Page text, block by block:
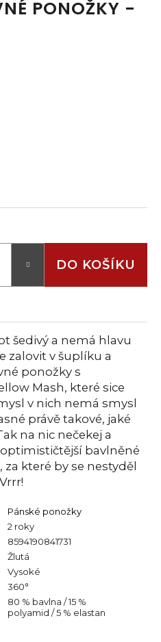
PONOŽKY -
DO KOŠÍKU
šedivý a nemá hlavu
zalovit v šuplíku a
ponožky s
Mash, které sice
v nich nemá smysl
právě takové, jaké
na nic nečekej a
bavlněné
které by se nestyděl
Pánské ponožky
2 roky
8594190841731
Žlutá
Vysoké
360°
80 % bavlna / 15 %
polyamid / 5 % elastan